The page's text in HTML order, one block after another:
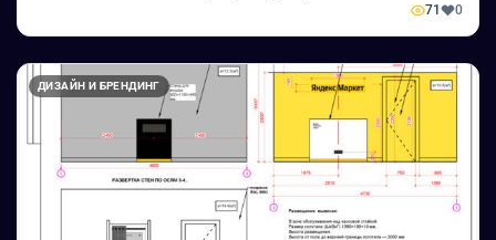
71 0
ДИЗАЙН И БРЕНДИНГ